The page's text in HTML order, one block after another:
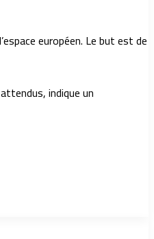
européen. Le but est de
indique un